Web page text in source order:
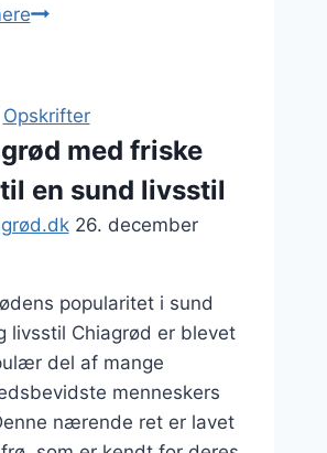
Chiagrød
i
hverdagen
Opskrifter
med friske
en sund livsstil
26. december
popularitet i sund
livsstil Chiagrød er blevet
del af mange
menneskers
nærende ret er lavet